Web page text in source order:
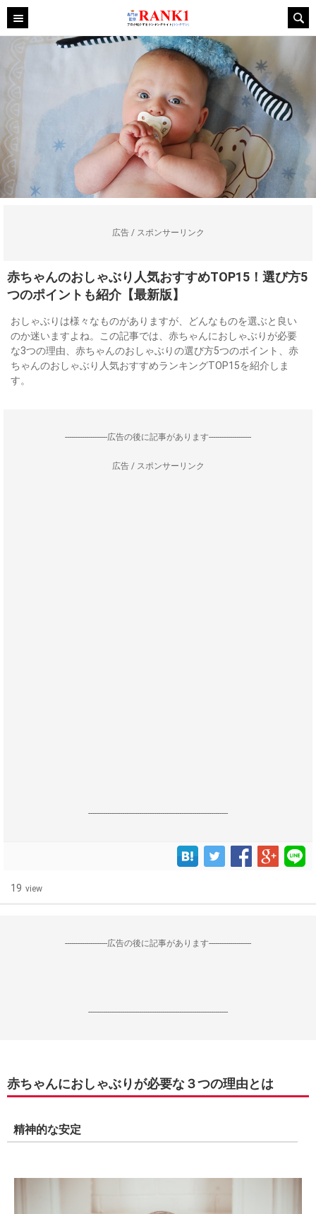
広告 / スポンサーリンク
赤ちゃんのおしゃぶり人気おすすめTOP15！選び方5
つのポイントも紹介【最新版】
おしゃぶりは様々なものがありますが、どんなものを選ぶと良い
のか迷いますよね。この記事では、赤ちゃんにおしゃぶりが必要
な3つの理由、赤ちゃんのおしゃぶりの選び方5つのポイント、赤
ちゃんのおしゃぶり人気おすすめランキングTOP15を紹介しま
す。
--------------------広告の後に記事があります--------------------
広告 / スポンサーリンク
------------------------------------------------------------------
19 view
--------------------広告の後に記事があります--------------------
------------------------------------------------------------------
赤ちゃんにおしゃぶりが必要な３つの理由とは
精神的な安定